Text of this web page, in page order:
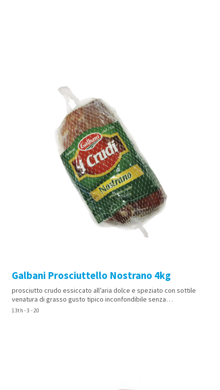
Galbani Prosciuttello Nostrano 4kg
prosciutto crudo essiccato all’aria dolce e speziato con sottile
venatura di grasso gusto tipico inconfondibile senza…
13th - 3 - 20